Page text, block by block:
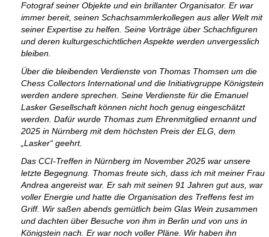
Fotograf seiner Objekte und ein brillanter Organisator. Er war
immer bereit, seinen Schachsammlerkollegen aus aller Welt mit
seiner Expertise zu helfen. Seine Vorträge über Schachfiguren
und deren kulturgeschichtlichen Aspekte werden unvergesslich
bleiben.
Über die bleibenden Verdienste von Thomas Thomsen um die
Chess Collectors International und die Initiativgruppe Königstein
werden andere sprechen. Seine Verdienste für die Emanuel
Lasker Gesellschaft können nicht hoch genug eingeschätzt
werden. Dafür wurde Thomas zum Ehrenmitglied ernannt und
2025 in Nürnberg mit dem höchsten Preis der ELG, dem
„Lasker“ geehrt.
Das CCI-Treffen in Nürnberg im November 2025 war unsere
letzte Begegnung. Thomas freute sich, dass ich mit meiner Frau
Andrea angereist war. Er sah mit seinen 91 Jahren gut aus, war
voller Energie und hatte die Organisation des Treffens fest im
Griff. Wir saßen abends gemütlich beim Glas Wein zusammen
und dachten über Besuche von ihm in Berlin und von uns in
Königstein nach. Er war noch voller Pläne. Wir haben ihn